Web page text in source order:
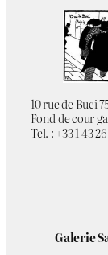
10 rue de Buci
Fond de cour
Tel. : +33 1 43
Galerie